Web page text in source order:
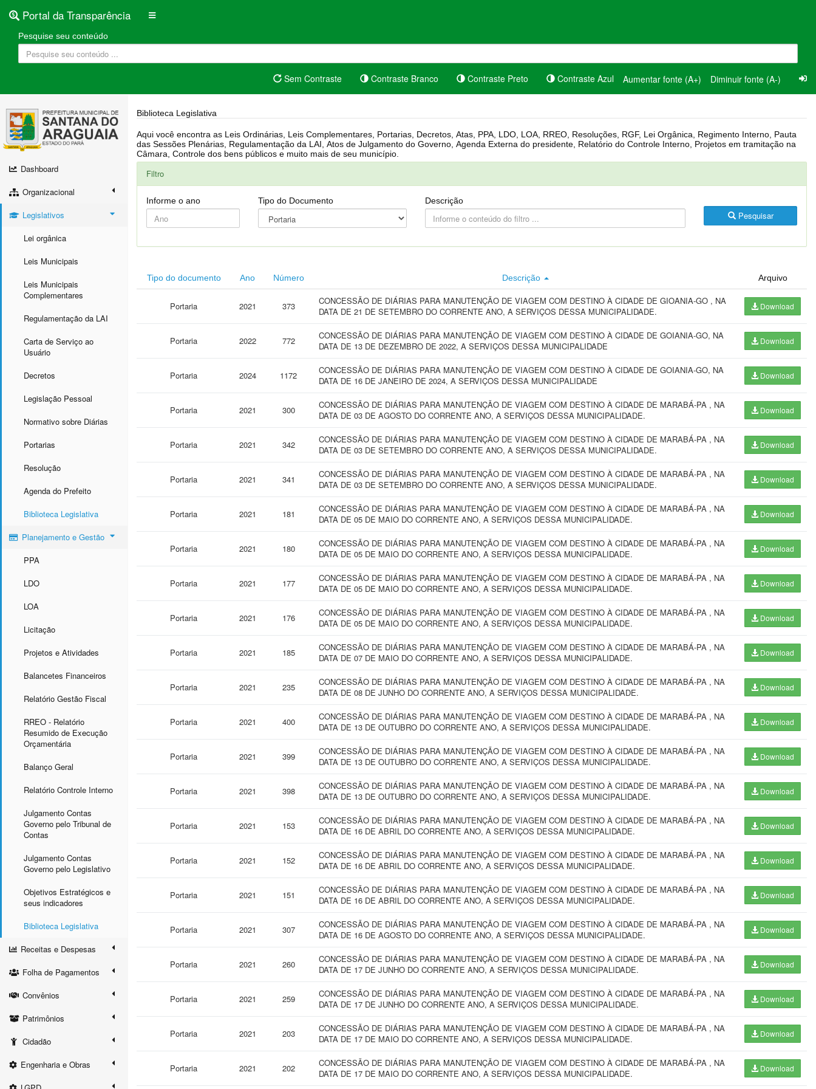
Portal da Transparência
Pesquise seu conteúdo
Sem Contraste Contraste Branco Contraste Preto Contraste Azul Aumentar fonte (A+) Diminuir fonte (A-)
Dashboard
Organizacional
Legislativos
Lei orgânica
Leis Municipais
Leis Municipais
Complementares
Regulamentação da LAI
Carta de Serviço ao
Usuário
Decretos
Legislação Pessoal
Normativo sobre Diárias
Portarias
Resolução
Agenda do Prefeito
Biblioteca Legislativa
Planejamento e Gestão
PPA
LDO
LOA
Licitação
Projetos e Atividades
Balancetes Financeiros
Relatório Gestão Fiscal
RREO - Relatório
Resumido de Execução
Orçamentária
Balanço Geral
Relatório Controle Interno
Julgamento Contas
Governo pelo Tribunal de
Contas
Julgamento Contas
Governo pelo Legislativo
Objetivos Estratégicos e
seus indicadores
Biblioteca Legislativa
Receitas e Despesas
Folha de Pagamentos
Convênios
Patrimônios
Cidadão
Engenharia e Obras
Biblioteca Legislativa
Aqui você encontra as Leis Ordinárias, Leis Complementares, Portarias, Decretos, Atas, PPA, LDO, LOA, RREO, Resoluções, RGF, Lei Orgânica, Regimento Interno, Pauta
das Sessões Plenárias, Regulamentação da LAI, Atos de Julgamento do Governo, Agenda Externa do presidente, Relatório do Controle Interno, Projetos em tramitação na
Câmara, Controle dos bens públicos e muito mais de seu município.
Filtro
Informe o ano Tipo do Documento Descrição
Pesquisar
Tipo do documento Ano Número Descrição Arquivo
Portaria 2021 373
CONCESSÃO DE DIÁRIAS PARA MANUTENÇÃO DE VIAGEM COM DESTINO À CIDADE DE GIOANIA-GO , NA
DATA DE 21 DE SETEMBRO DO CORRENTE ANO, A SERVIÇOS DESSA MUNICIPALIDADE.
Download
Portaria 2022 772
CONCESSÃO DE DIÁRIAS PARA MANUTENÇÃO DE VIAGEM COM DESTINO À CIDADE DE GOIANIA-GO, NA
DATA DE 13 DE DEZEMBRO DE 2022, A SERVIÇOS DESSA MUNICIPALIDADE
Download
Portaria 2024 1172
CONCESSÃO DE DIÁRIAS PARA MANUTENÇÃO DE VIAGEM COM DESTINO À CIDADE DE GOIANIA-GO, NA
DATA DE 16 DE JANEIRO DE 2024, A SERVIÇOS DESSA MUNICIPALIDADE
Download
Portaria 2021 300
CONCESSÃO DE DIÁRIAS PARA MANUTENÇÃO DE VIAGEM COM DESTINO À CIDADE DE MARABÁ-PA , NA
DATA DE 03 DE AGOSTO DO CORRENTE ANO, A SERVIÇOS DESSA MUNICIPALIDADE.
Download
Portaria 2021 342
CONCESSÃO DE DIÁRIAS PARA MANUTENÇÃO DE VIAGEM COM DESTINO À CIDADE DE MARABÁ-PA , NA
DATA DE 03 DE SETEMBRO DO CORRENTE ANO, A SERVIÇOS DESSA MUNICIPALIDADE.
Download
Portaria 2021 341
CONCESSÃO DE DIÁRIAS PARA MANUTENÇÃO DE VIAGEM COM DESTINO À CIDADE DE MARABÁ-PA , NA
DATA DE 03 DE SETEMBRO DO CORRENTE ANO, A SERVIÇOS DESSA MUNICIPALIDADE.
Download
Portaria 2021 181
CONCESSÃO DE DIÁRIAS PARA MANUTENÇÃO DE VIAGEM COM DESTINO À CIDADE DE MARABÁ-PA , NA
DATA DE 05 DE MAIO DO CORRENTE ANO, A SERVIÇOS DESSA MUNICIPALIDADE.
Download
Portaria 2021 180
CONCESSÃO DE DIÁRIAS PARA MANUTENÇÃO DE VIAGEM COM DESTINO À CIDADE DE MARABÁ-PA , NA
DATA DE 05 DE MAIO DO CORRENTE ANO, A SERVIÇOS DESSA MUNICIPALIDADE.
Download
Portaria 2021 177
CONCESSÃO DE DIÁRIAS PARA MANUTENÇÃO DE VIAGEM COM DESTINO À CIDADE DE MARABÁ-PA , NA
DATA DE 05 DE MAIO DO CORRENTE ANO, A SERVIÇOS DESSA MUNICIPALIDADE.
Download
Portaria 2021 176
CONCESSÃO DE DIÁRIAS PARA MANUTENÇÃO DE VIAGEM COM DESTINO À CIDADE DE MARABÁ-PA , NA
DATA DE 05 DE MAIO DO CORRENTE ANO, A SERVIÇOS DESSA MUNICIPALIDADE.
Download
Portaria 2021 185
CONCESSÃO DE DIÁRIAS PARA MANUTENÇÃO DE VIAGEM COM DESTINO À CIDADE DE MARABÁ-PA , NA
DATA DE 07 DE MAIO DO CORRENTE ANO, A SERVIÇOS DESSA MUNICIPALIDADE.
Download
Portaria 2021 235
CONCESSÃO DE DIÁRIAS PARA MANUTENÇÃO DE VIAGEM COM DESTINO À CIDADE DE MARABÁ-PA , NA
DATA DE 08 DE JUNHO DO CORRENTE ANO, A SERVIÇOS DESSA MUNICIPALIDADE.
Download
Portaria 2021 400
CONCESSÃO DE DIÁRIAS PARA MANUTENÇÃO DE VIAGEM COM DESTINO À CIDADE DE MARABÁ-PA , NA
DATA DE 13 DE OUTUBRO DO CORRENTE ANO, A SERVIÇOS DESSA MUNICIPALIDADE.
Download
Portaria 2021 399
CONCESSÃO DE DIÁRIAS PARA MANUTENÇÃO DE VIAGEM COM DESTINO À CIDADE DE MARABÁ-PA , NA
DATA DE 13 DE OUTUBRO DO CORRENTE ANO, A SERVIÇOS DESSA MUNICIPALIDADE.
Download
Portaria 2021 398
CONCESSÃO DE DIÁRIAS PARA MANUTENÇÃO DE VIAGEM COM DESTINO À CIDADE DE MARABÁ-PA , NA
DATA DE 13 DE OUTUBRO DO CORRENTE ANO, A SERVIÇOS DESSA MUNICIPALIDADE.
Download
Portaria 2021 153
CONCESSÃO DE DIÁRIAS PARA MANUTENÇÃO DE VIAGEM COM DESTINO À CIDADE DE MARABÁ-PA , NA
DATA DE 16 DE ABRIL DO CORRENTE ANO, A SERVIÇOS DESSA MUNICIPALIDADE.
Download
Portaria 2021 152
CONCESSÃO DE DIÁRIAS PARA MANUTENÇÃO DE VIAGEM COM DESTINO À CIDADE DE MARABÁ-PA , NA
DATA DE 16 DE ABRIL DO CORRENTE ANO, A SERVIÇOS DESSA MUNICIPALIDADE.
Download
Portaria 2021 151
CONCESSÃO DE DIÁRIAS PARA MANUTENÇÃO DE VIAGEM COM DESTINO À CIDADE DE MARABÁ-PA , NA
DATA DE 16 DE ABRIL DO CORRENTE ANO, A SERVIÇOS DESSA MUNICIPALIDADE.
Download
Portaria 2021 307
CONCESSÃO DE DIÁRIAS PARA MANUTENÇÃO DE VIAGEM COM DESTINO À CIDADE DE MARABÁ-PA , NA
DATA DE 16 DE AGOSTO DO CORRENTE ANO, A SERVIÇOS DESSA MUNICIPALIDADE.
Download
Portaria 2021 260
CONCESSÃO DE DIÁRIAS PARA MANUTENÇÃO DE VIAGEM COM DESTINO À CIDADE DE MARABÁ-PA , NA
DATA DE 17 DE JUNHO DO CORRENTE ANO, A SERVIÇOS DESSA MUNICIPALIDADE.
Download
Portaria 2021 259
CONCESSÃO DE DIÁRIAS PARA MANUTENÇÃO DE VIAGEM COM DESTINO À CIDADE DE MARABÁ-PA , NA
DATA DE 17 DE JUNHO DO CORRENTE ANO, A SERVIÇOS DESSA MUNICIPALIDADE.
Download
Portaria 2021 203
CONCESSÃO DE DIÁRIAS PARA MANUTENÇÃO DE VIAGEM COM DESTINO À CIDADE DE MARABÁ-PA , NA
DATA DE 17 DE MAIO DO CORRENTE ANO, A SERVIÇOS DESSA MUNICIPALIDADE.
Download
Portaria 2021 202
CONCESSÃO DE DIÁRIAS PARA MANUTENÇÃO DE VIAGEM COM DESTINO À CIDADE DE MARABÁ-PA , NA
DATA DE 17 DE MAIO DO CORRENTE ANO, A SERVIÇOS DESSA MUNICIPALIDADE.
Download